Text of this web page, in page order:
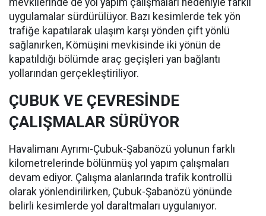
mevkilerinde de yol yapım çalışmaları nedeniyle farklı
uygulamalar sürdürülüyor. Bazı kesimlerde tek yön
trafiğe kapatılarak ulaşım karşı yönden çift yönlü
sağlanırken, Kömüşini mevkisinde iki yönün de
kapatıldığı bölümde araç geçişleri yan bağlantı
yollarından gerçekleştiriliyor.
ÇUBUK VE ÇEVRESİNDE
ÇALIŞMALAR SÜRÜYOR
Havalimanı Ayrımı-Çubuk-Şabanözü yolunun farklı
kilometrelerinde bölünmüş yol yapım çalışmaları
devam ediyor. Çalışma alanlarında trafik kontrollü
olarak yönlendirilirken, Çubuk-Şabanözü yönünde
belirli kesimlerde yol daraltmaları uygulanıyor.